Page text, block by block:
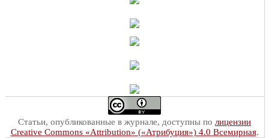
Статьи, опубликованные в журнале, доступны по лицензии
Creative Commons «Attribution» («Атрибуция») 4.0 Всемирная.